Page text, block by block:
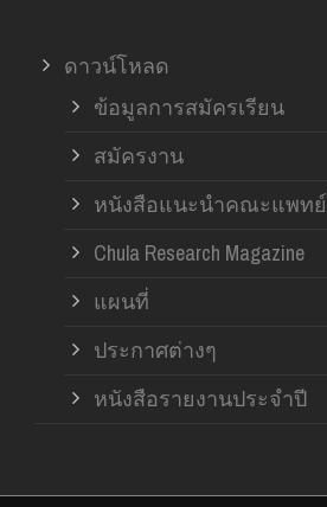
ดาวน์โหลด
ข้อมูลการสมัครเรียน
สมัครงาน
หนังสือแนะนำคณะแพทย์
Chula Research Magazine
แผนที่
ประกาศต่างๆ
หนังสือรายงานประจำปี